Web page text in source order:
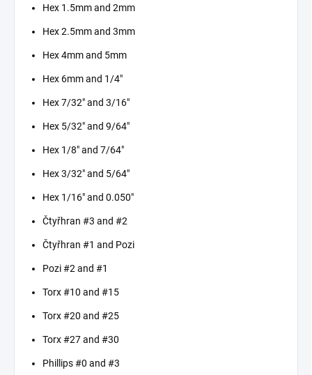
Hex 1.5mm and 2mm
Hex 2.5mm and 3mm
Hex 4mm and 5mm
Hex 6mm and 1/4"
Hex 7/32" and 3/16"
Hex 5/32" and 9/64"
Hex 1/8" and 7/64"
Hex 3/32" and 5/64"
Hex 1/16" and 0.050"
Čtyřhran #3 and #2
Čtyřhran #1 and Pozi
Pozi #2 and #1
Torx #10 and #15
Torx #20 and #25
Torx #27 and #30
Phillips #0 and #3